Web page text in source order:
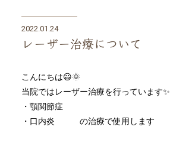
2022.01.24
レーザー治療について
こんにちは😃🌞
当院ではレーザー治療を行っています✨
・顎関節症
・口内炎 の治療で使用します